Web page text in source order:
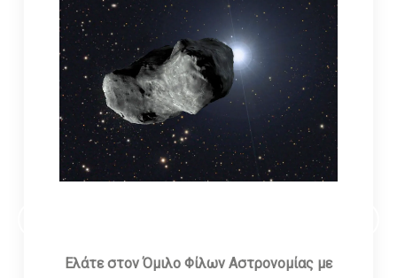
Ελάτε στον Όμιλο Φίλων Αστρονομίας με